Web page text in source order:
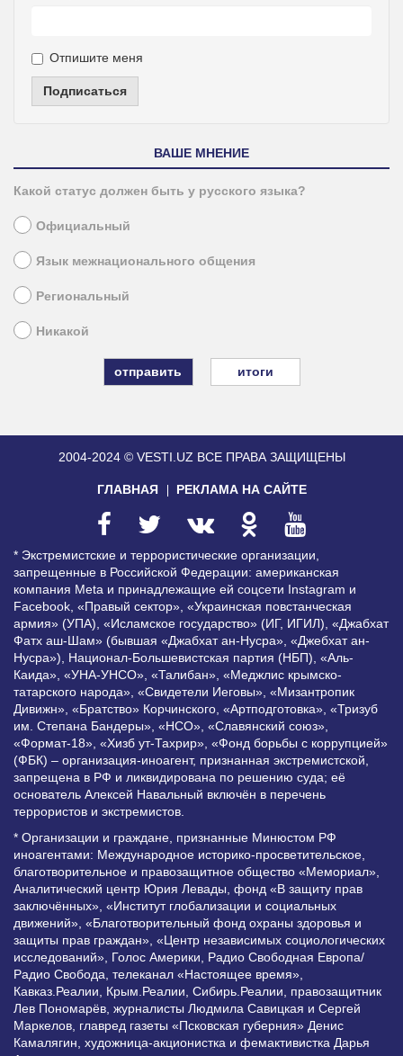
Отпишите меня
Подписаться
ВАШЕ МНЕНИЕ
Какой статус должен быть у русского языка?
Официальный
Язык межнационального общения
Региональный
Никакой
итоги
2004-2024 © VESTI.UZ ВСЕ ПРАВА ЗАЩИЩЕНЫ
ГЛАВНАЯ РЕКЛАМА НА САЙТЕ
* Экстремистские и террористические организации,
запрещенные в Российской Федерации: американская
компания Meta и принадлежащие ей соцсети Instagram и
Facebook, «Правый сектор», «Украинская повстанческая
армия» (УПА), «Исламское государство» (ИГ, ИГИЛ), «Джабхат
Фатх аш-Шам» (бывшая «Джабхат ан-Нусра», «Джебхат ан-
Нусра»), Национал-Большевистская партия (НБП), «Аль-
Каида», «УНА-УНСО», «Талибан», «Меджлис крымско-
татарского народа», «Свидетели Иеговы», «Мизантропик
Дивижн», «Братство» Корчинского, «Артподготовка», «Тризуб
им. Степана Бандеры», «НСО», «Славянский союз»,
«Формат-18», «Хизб ут-Тахрир», «Фонд борьбы с коррупцией»
(ФБК) – организация-иноагент, признанная экстремистской,
запрещена в РФ и ликвидирована по решению суда; её
основатель Алексей Навальный включён в перечень
террористов и экстремистов.
* Организации и граждане, признанные Минюстом РФ
иноагентами: Международное историко-просветительское,
благотворительное и правозащитное общество «Мемориал»,
Аналитический центр Юрия Левады, фонд «В защиту прав
заключённых», «Институт глобализации и социальных
движений», «Благотворительный фонд охраны здоровья и
защиты прав граждан», «Центр независимых социологических
исследований», Голос Америки, Радио Свободная Европа/
Радио Свобода, телеканал «Настоящее время»,
Кавказ.Реалии, Крым.Реалии, Сибирь.Реалии, правозащитник
Лев Пономарёв, журналисты Людмила Савицкая и Сергей
Маркелов, главред газеты «Псковская губерния» Денис
Камалягин, художница-акционистка и фемактивистка Дарья